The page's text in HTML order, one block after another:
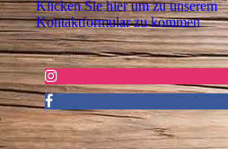
Klicken Sie hier um zu unserem
Kon­takt­for­mu­lar zu kommen